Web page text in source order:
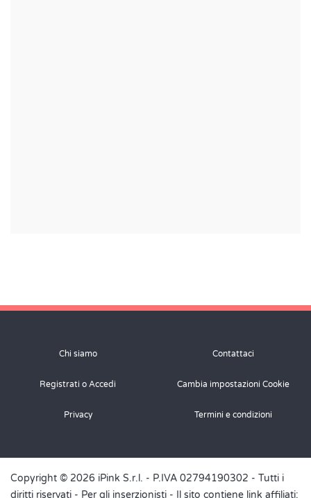
Chi siamo Contattaci
Registrati o Accedi Cambia impostazioni Cookie
Privacy Termini e condizioni
Copyright © 2026 iPink S.r.l. - P.IVA 02794190302 - Tutti i
diritti riservati - Per gli inserzionisti - Il sito contiene link affiliati: